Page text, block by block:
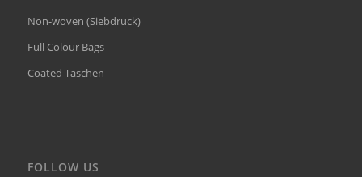
Non-woven (Siebdruck)
Full Colour Bags
Coated Taschen
FOLLOW US